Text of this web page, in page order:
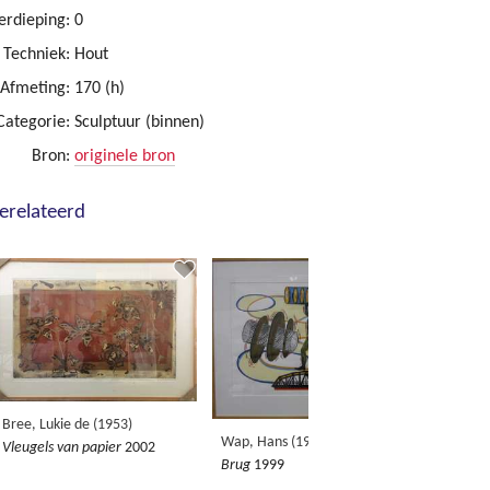
0
Techniek: Hout
Afmeting: 170 (h)
Sculptuur (binnen)
Bron: originele bron
Bree, Lukie de (1953)
Vleugels van papier 2002
Wap, Hans (1943)
Brug 1999